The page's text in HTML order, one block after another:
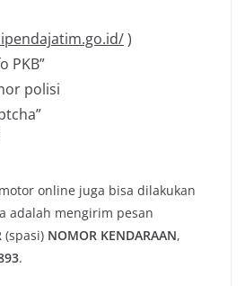
)
PKB”
polisi
online juga bisa dilakukan
adalah mengirim pesan
(spasi) NOMOR KENDARAAN,
.